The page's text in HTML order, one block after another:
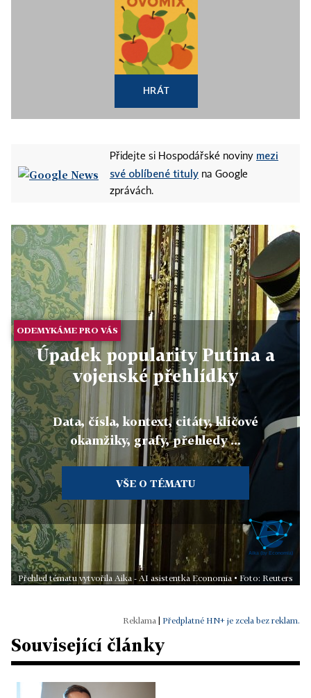
HRÁT
Přidejte si Hospodářské noviny mezi
své oblíbené tituly na Google
zprávách.
ODEMYKÁME PRO VÁS
Úpadek popularity Putina a
vojenské přehlídky
Data, čísla, kontext, citáty, klíčové
okamžiky, grafy, přehledy ...
VŠE O TÉMATU
Přehled tématu vytvořila Aika - AI asistentka Economia • Foto: Reuters
Předplatné HN+ je zcela bez reklam.
Související články